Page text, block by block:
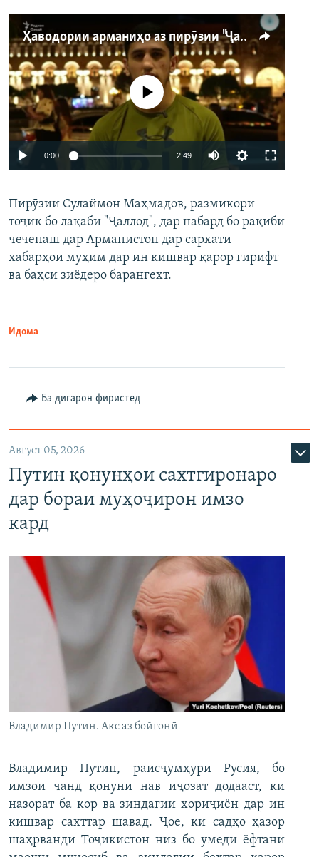
Ҳаводории арманиҳо аз пирӯзии "Ҷаллод"-и тоҷик
Auto 240p 360p 480p
720p 1080p
Феълан кор намекунад
0:00 2:49
360p
480p
Пирӯзии Сулаймон Маҳмадов, размикори
тоҷик бо лақаби "Ҷаллод", дар набард бо рақиби
чеченаш дар Арманистон дар сархати
хабарҳои муҳим дар ин кишвар қарор гирифт
ва баҳси зиёдеро барангехт.
Идома
Ба дигарон фиристед
Август 05, 2026
Путин қонунҳои сахтгиронаро
дар бораи муҳоҷирон имзо
кард
Владимир Путин. Акс аз бойгонӣ
Владимир Путин, раисҷумҳури Русия, бо
имзои чанд қонуни нав иҷозат додааст, ки
назорат ба кор ва зиндагии хориҷиён дар ин
кишвар сахттар шавад. Ҷое, ки садҳо ҳазор
шаҳрванди Тоҷикистон низ бо умеди ёфтани